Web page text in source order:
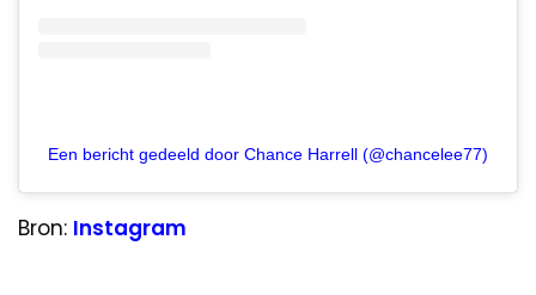
Een bericht gedeeld door Chance Harrell (@chancelee77)
Bron: Instagram